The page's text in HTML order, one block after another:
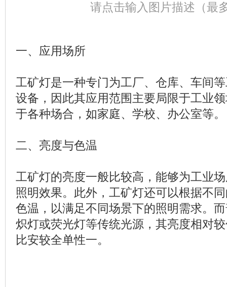
请点击输入图片描述（最
一、应用场所
工矿灯是一种专门为工厂、仓库、车间
设备，因此其应用范围主要局限于工业
于各种场合，如家庭、学校、办公室等。
二、亮度与色温
工矿灯的亮度一般比较高，能够为工业
照明效果。此外，工矿灯还可以根据不
色温，以满足不同场景下的照明需求。
炽灯或荧光灯等传统光源，其亮度相对
比安较全单性一。